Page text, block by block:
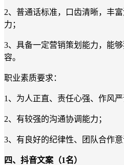
2、普通话标准，口齿清晰，丰
力；
3、具备一定营销策划能力，能
容。
职业素质要求：
1 、为人正直、责任心强、作风
2、有较强的沟通协调能力；
3、有良好的纪律性、团队合作意
四、 抖音文案 （1名）